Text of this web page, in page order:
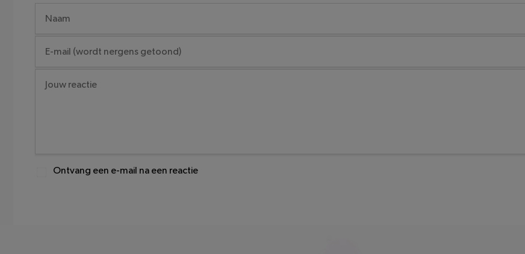
Ontvang een e-mail na een reactie